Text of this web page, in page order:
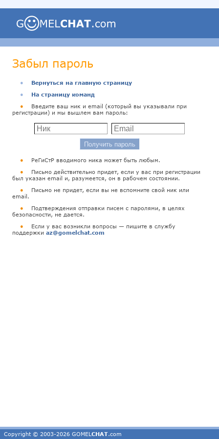
Забыл пароль
●
Вернуться на главную страницу
●
На страницу команд
●
Введите ваш ник и email (который вы указывали при
регистрации) и мы вышлем вам пароль:
●
РеГиСтР вводимого ника может быть любым.
●
Письмо действительно придет, если у вас при регистрации
был указан email и, разумеется, он в рабочем состоянии.
●
Письмо не придет, если вы не вспомните свой ник или
email.
●
Подтверждения отправки писем с паролями, в целях
безопасности, не дается.
●
Если у вас возникли вопросы — пишите в службу
поддержки az@gomelchat.com
Copyright © 2003-2026 GOMEL CHAT.com